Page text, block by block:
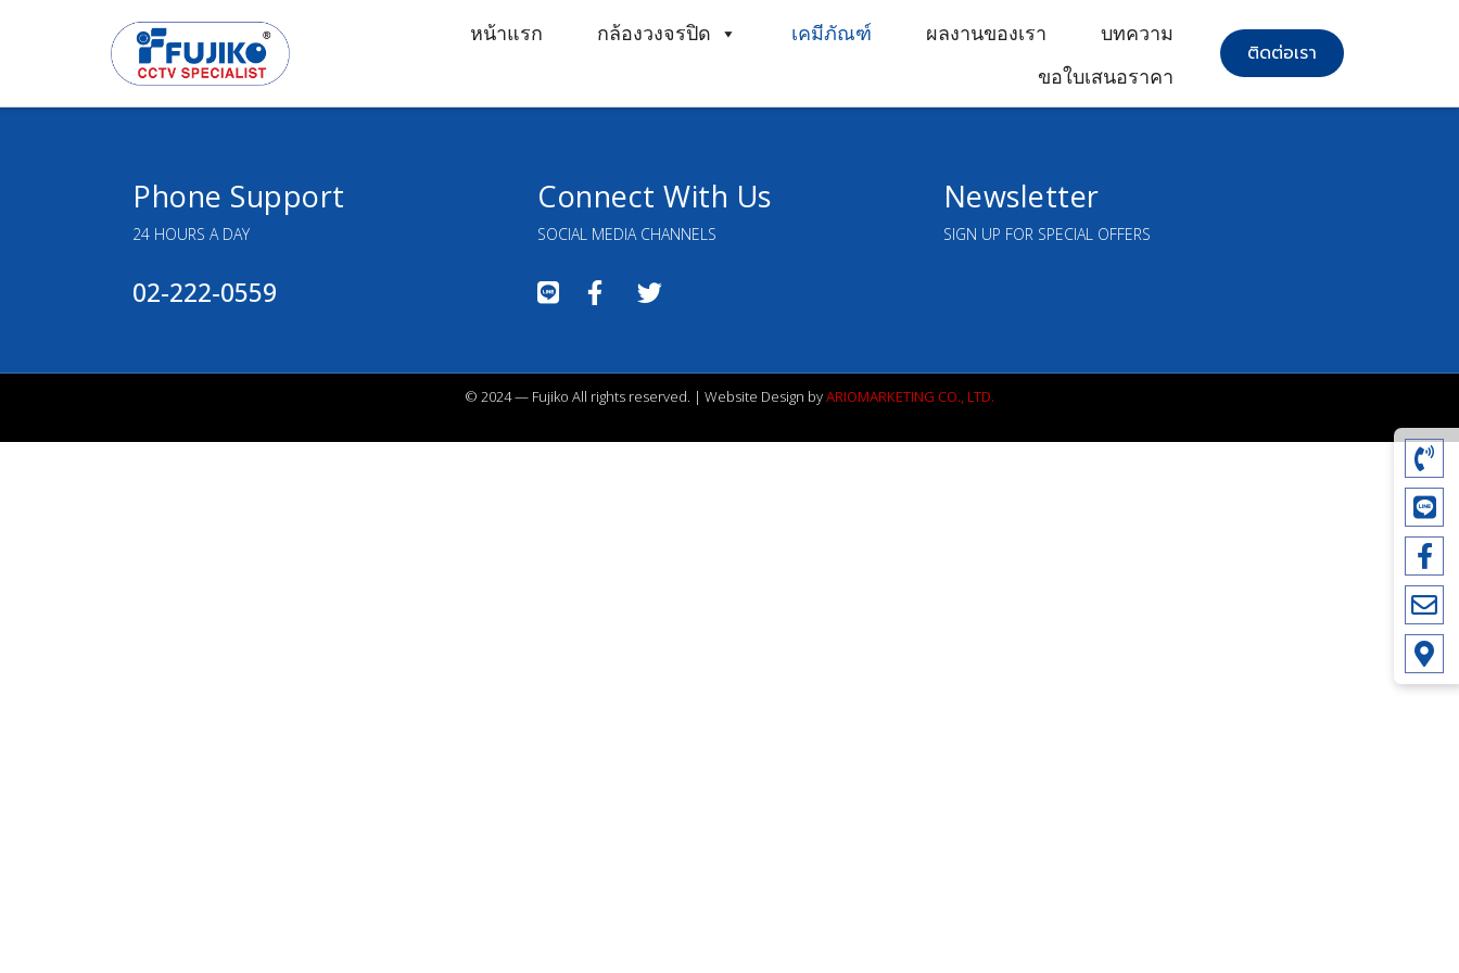
หน้าแรก กล้องวงจรปิด เคมีภัณฑ์ ผลงานของเรา
บทความ
ขอใบเสนอราคา
ติดต่อเรา
Phone Support
24 HOURS A DAY
02-222-0559
Connect With Us
SOCIAL MEDIA CHANNELS
Newsletter
SIGN UP FOR SPECIAL OFFERS
© 2024 — Fujiko All rights reserved. | Website Design byARIOMARKETING CO., LTD.